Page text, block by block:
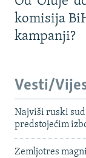
komisija
kampanji?
Vesti/
Najviši ruski sud
predstojećim
Zemljotres